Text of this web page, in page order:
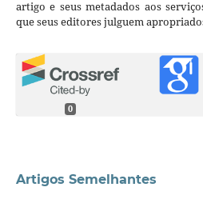
artigo e seus metadados aos
que seus editores julguem
0
Artigos Semelhantes